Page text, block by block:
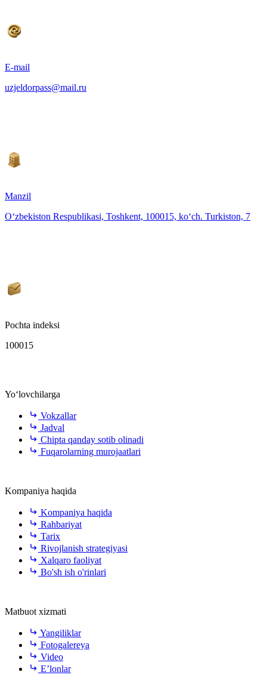
E-mail
uzjeldorpass@mail.ru
Manzil
O‘zbekiston Respublikasi, Toshkent, 100015, ko‘ch. Turkiston, 7
Pochta indeksi
100015
Yo‘lovchilarga
Vokzallar
Jadval
Chipta qanday sotib olinadi
Fuqarolarning murojaatlari
Kompaniya haqida
Kompaniya haqida
Rahbariyat
Tarix
Rivojlanish strategiyasi
Xalqaro faoliyat
Bo'sh ish o'rinlari
Matbuot xizmati
Yangiliklar
Fotogalereya
Video
E’lonlar